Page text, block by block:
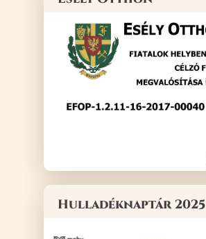
Hulladéknaptár 2025